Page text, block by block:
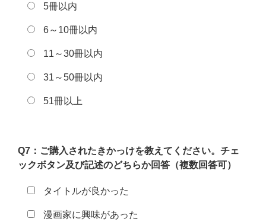
5冊以内
6～10冊以内
11～30冊以内
31～50冊以内
51冊以上
Q7：ご購入されたきかっけを教えてください。 チェ
ックボタン及び記述のどちらか回答（複数回答可）
タイトルが良かった
漫画家に興味があった